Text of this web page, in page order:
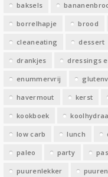
baksels
borrelhapje brood
cleaneating dessert
drankjes dressings
enummervrij
havermout kerst
kookboek
low carb lunch
paleo party
puurenlekker